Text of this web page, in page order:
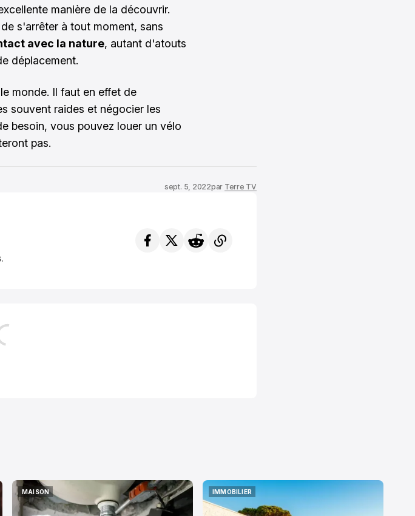
manière de la découvrir.
s'arrêter à tout moment, sans
avec la nature, autant d'atouts
déplacement.
monde. Il faut en effet de
souvent raides et négocier les
besoin, vous pouvez louer un vélo
pas.
sept. 5, 2022par Terre TV
MAISON
MAISON
IMMOBILIER
IMMOBILIER